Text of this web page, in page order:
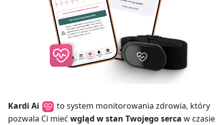
Kardi Ai
to system monitorowania zdrowia, który
pozwala Ci mieć wgląd w stan Twojego serca w czasie